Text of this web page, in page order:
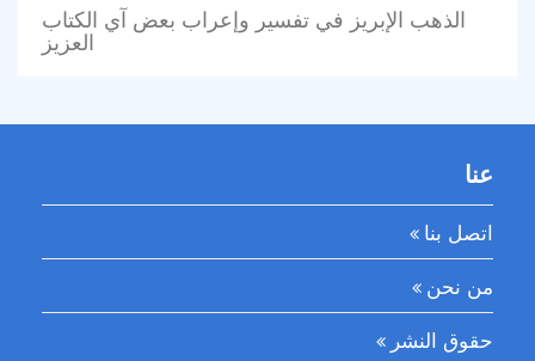
الذهب الإبريز في تفسير وإعراب بعض آي الكتاب
العزيز
عنا
اتصل بنا
من نحن
حقوق النشر